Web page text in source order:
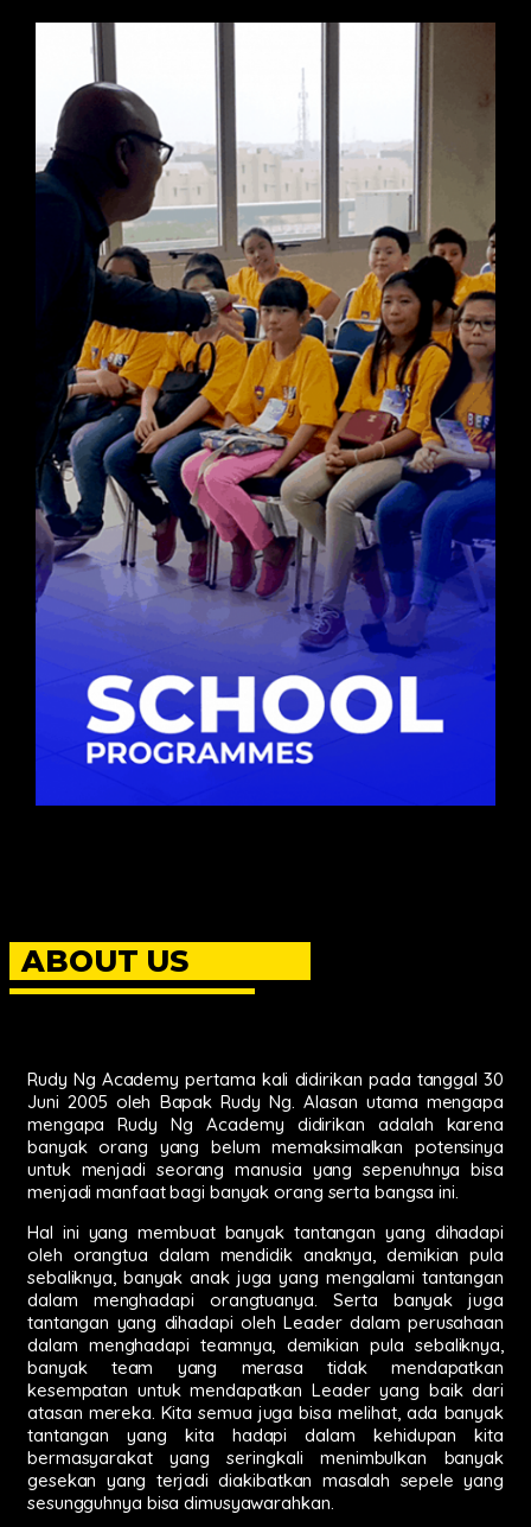
ABOUT US
Rudy Ng Academy pertama kali didirikan pada tanggal 30
Juni 2005 oleh Bapak Rudy Ng. Alasan utama mengapa
mengapa Rudy Ng Academy didirikan adalah karena
banyak orang yang belum memaksimalkan potensinya
untuk menjadi seorang manusia yang sepenuhnya bisa
menjadi manfaat bagi banyak orang serta bangsa ini.
Hal ini yang membuat banyak tantangan yang dihadapi
oleh orangtua dalam mendidik anaknya, demikian pula
sebaliknya, banyak anak juga yang mengalami tantangan
dalam menghadapi orangtuanya. Serta banyak juga
tantangan yang dihadapi oleh Leader dalam perusahaan
dalam menghadapi teamnya, demikian pula sebaliknya,
banyak team yang merasa tidak mendapatkan
kesempatan untuk mendapatkan Leader yang baik dari
atasan mereka. Kita semua juga bisa melihat, ada banyak
tantangan yang kita hadapi dalam kehidupan kita
bermasyarakat yang seringkali menimbulkan banyak
gesekan yang terjadi diakibatkan masalah sepele yang
sesungguhnya bisa dimusyawarahkan.